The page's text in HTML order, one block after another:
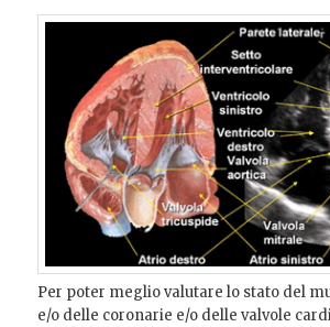
Per poter meglio valutare lo stato del
e/o delle coronarie e/o delle valvole